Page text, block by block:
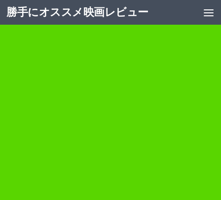
コンテンツへスキップ
勝手にオススメ映画レビュー